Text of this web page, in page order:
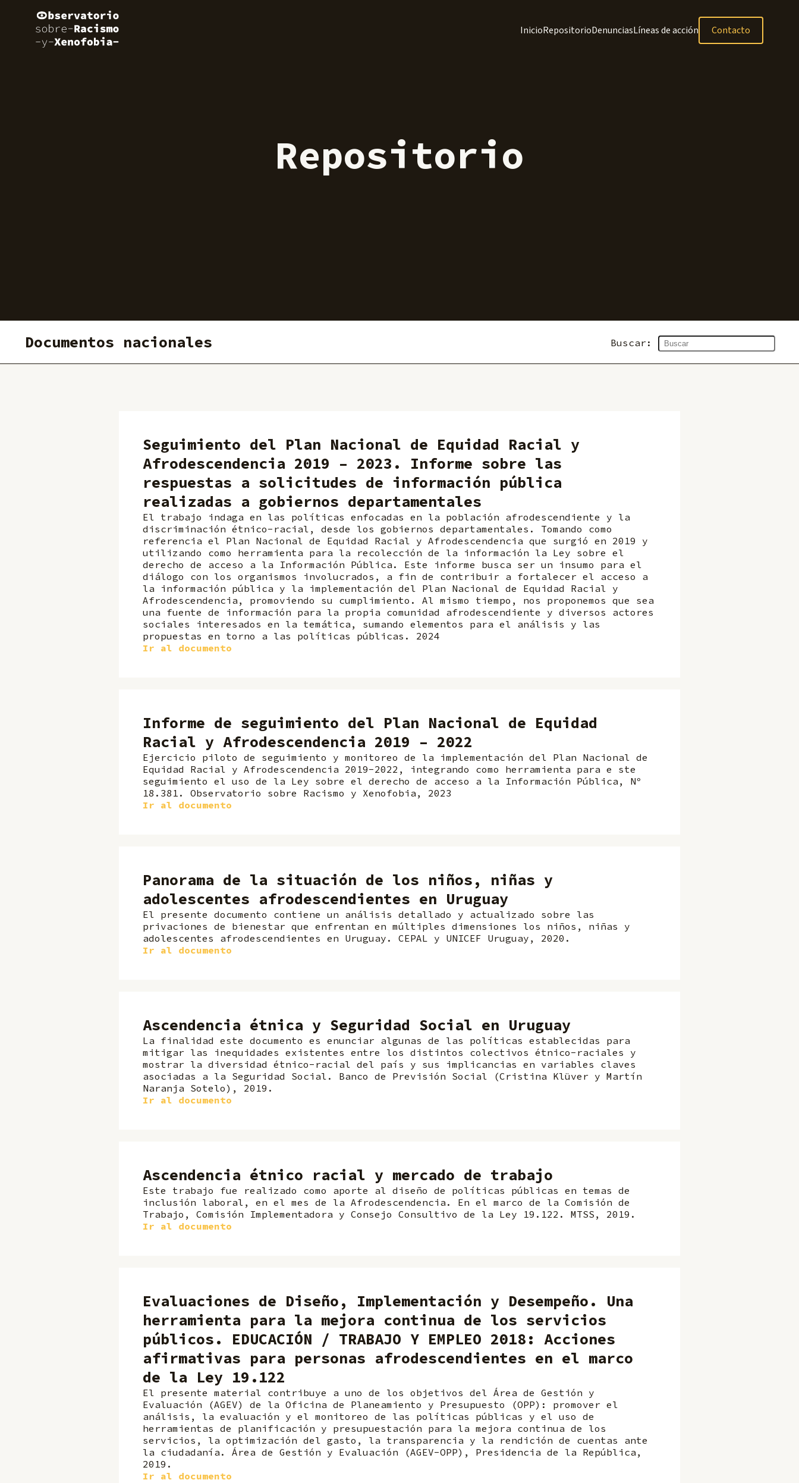
InicioRepositorioDenunciasLíneas de acción Contacto
Repositorio
Documentos nacionales Buscar:
Seguimiento del Plan Nacional de Equidad Racial y
Afrodescendencia 2019 – 2023. Informe sobre las
respuestas a solicitudes de información pública
realizadas a gobiernos departamentales
El trabajo indaga en las políticas enfocadas en la población afrodescendiente y la
discriminación étnico-racial, desde los gobiernos departamentales. Tomando como
referencia el Plan Nacional de Equidad Racial y Afrodescendencia que surgió en 2019 y
utilizando como herramienta para la recolección de la información la Ley sobre el
derecho de acceso a la Información Pública. Este informe busca ser un insumo para el
diálogo con los organismos involucrados, a fin de contribuir a fortalecer el acceso a
la información pública y la implementación del Plan Nacional de Equidad Racial y
Afrodescendencia, promoviendo su cumplimiento. Al mismo tiempo, nos proponemos que sea
una fuente de información para la propia comunidad afrodescendiente y diversos actores
sociales interesados en la temática, sumando elementos para el análisis y las
propuestas en torno a las políticas públicas. 2024
Ir al documento
Informe de seguimiento del Plan Nacional de Equidad
Racial y Afrodescendencia 2019 – 2022
Ejercicio piloto de seguimiento y monitoreo de la implementación del Plan Nacional de
Equidad Racial y Afrodescendencia 2019-2022, integrando como herramienta para e ste
seguimiento el uso de la Ley sobre el derecho de acceso a la Información Pública, Nº
18.381. Observatorio sobre Racismo y Xenofobia, 2023
Ir al documento
Panorama de la situación de los niños, niñas y
adolescentes afrodescendientes en Uruguay
El presente documento contiene un análisis detallado y actualizado sobre las
privaciones de bienestar que enfrentan en múltiples dimensiones los niños, niñas y
adolescentes afrodescendientes en Uruguay. CEPAL y UNICEF Uruguay, 2020.
Ir al documento
Ascendencia étnica y Seguridad Social en Uruguay
La finalidad este documento es enunciar algunas de las políticas establecidas para
mitigar las inequidades existentes entre los distintos colectivos étnico-raciales y
mostrar la diversidad étnico-racial del país y sus implicancias en variables claves
asociadas a la Seguridad Social. Banco de Previsión Social (Cristina Klüver y Martín
Naranja Sotelo), 2019.
Ir al documento
Ascendencia étnico racial y mercado de trabajo
Este trabajo fue realizado como aporte al diseño de políticas públicas en temas de
inclusión laboral, en el mes de la Afrodescendencia. En el marco de la Comisión de
Trabajo, Comisión Implementadora y Consejo Consultivo de la Ley 19.122. MTSS, 2019.
Ir al documento
Evaluaciones de Diseño, Implementación y Desempeño. Una
herramienta para la mejora continua de los servicios
públicos. EDUCACIÓN / TRABAJO Y EMPLEO 2018: Acciones
afirmativas para personas afrodescendientes en el marco
de la Ley 19.122
El presente material contribuye a uno de los objetivos del Área de Gestión y
Evaluación (AGEV) de la Oficina de Planeamiento y Presupuesto (OPP): promover el
análisis, la evaluación y el monitoreo de las políticas públicas y el uso de
herramientas de planificación y presupuestación para la mejora continua de los
servicios, la optimización del gasto, la transparencia y la rendición de cuentas ante
la ciudadanía. Área de Gestión y Evaluación (AGEV-OPP), Presidencia de la República,
2019.
Ir al documento